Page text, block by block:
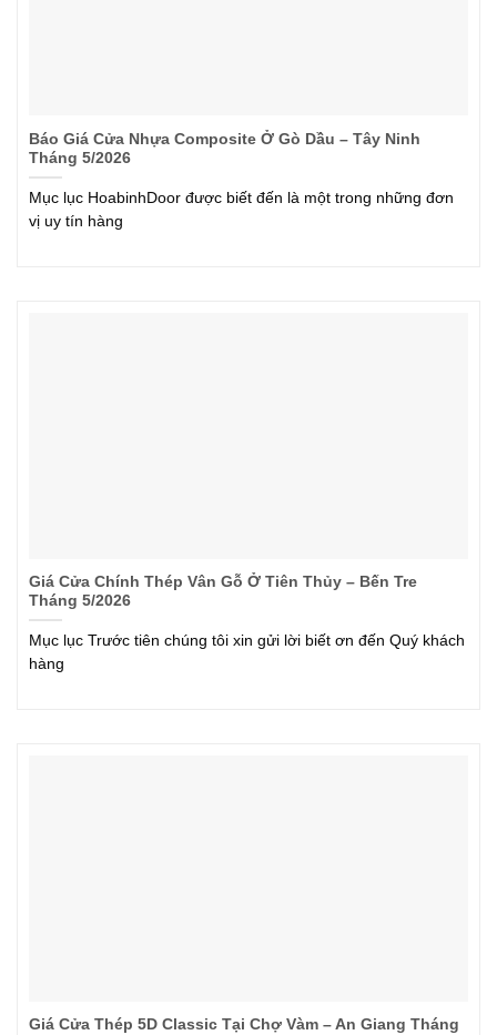
Báo Giá Cửa Nhựa Composite Ở Gò Dầu – Tây Ninh
Tháng 5/2026
Mục lục HoabinhDoor được biết đến là một trong những đơn
vị uy tín hàng
Giá Cửa Chính Thép Vân Gỗ Ở Tiên Thủy – Bến Tre
Tháng 5/2026
Mục lục Trước tiên chúng tôi xin gửi lời biết ơn đến Quý khách
hàng
Giá Cửa Thép 5D Classic Tại Chợ Vàm – An Giang Tháng